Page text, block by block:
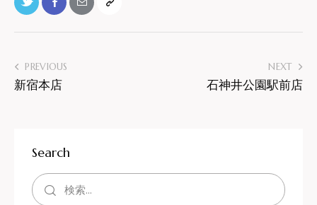
PREVIOUS
新宿本店
NEXT
石神井公園駅前店
Search